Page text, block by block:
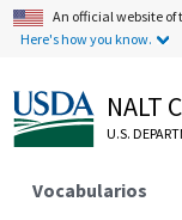
An official website
Here's how you know.
NALT
U.S.
Vocabularios